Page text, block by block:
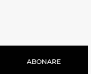
ABONARE